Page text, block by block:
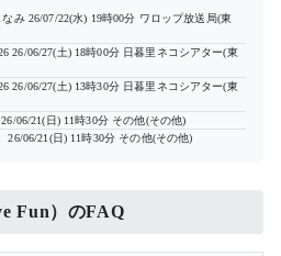
なみ 26/07/22(水) 19時00分 ワロップ放送局(東
26/06/27(土) 18時00分 日暮里ネコシアター(東
26/06/27(土) 13時30分 日暮里ネコシアター(東
26/06/21(日) 11時30分 その他(その他)
26/06/21(日) 11時30分 その他(その他)
Fun）のFAQ